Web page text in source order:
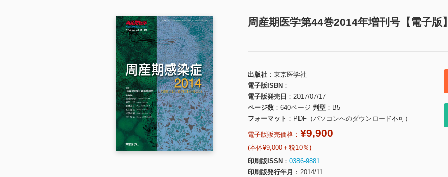
周産期医学第44巻2014年増刊号【電子版】
出版社
東京医学社
電子版ISBN
電子版発売日
2017/07/17
ページ数
640ページ 判型
B5
フォーマット
PDF（パソコンへのダウンロード不可）
電子版販売価格： ¥9,900
(本体¥9,000＋税10％)
印刷版ISSN
0386-9881
印刷版発行年月
2014/11